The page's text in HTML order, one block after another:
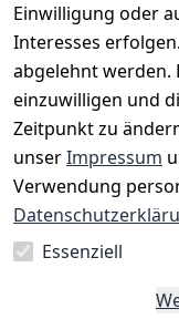
Einwilligung oder
Interesses
abgelehnt werden.
einzuwilligen und
Zeitpunkt zu
unserImpressum
Verwendung
Essenziell
Rechtliches
AGB
Impressum
Datenschutze
rklärung
Barrierefreihe